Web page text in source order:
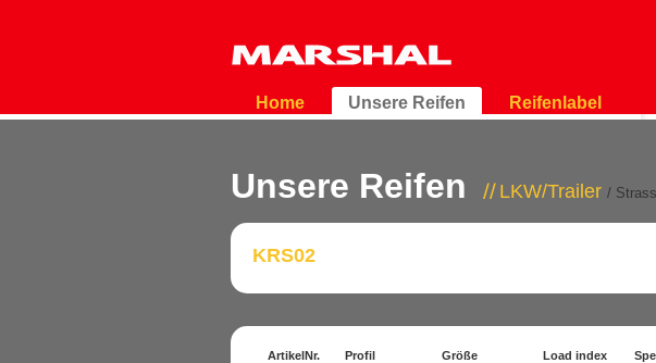
Home Unsere Reifen Reifenlabel
Unsere Reifen LKW/Trailer /
KRS02
ArtikelNr. Profil Größe Load index